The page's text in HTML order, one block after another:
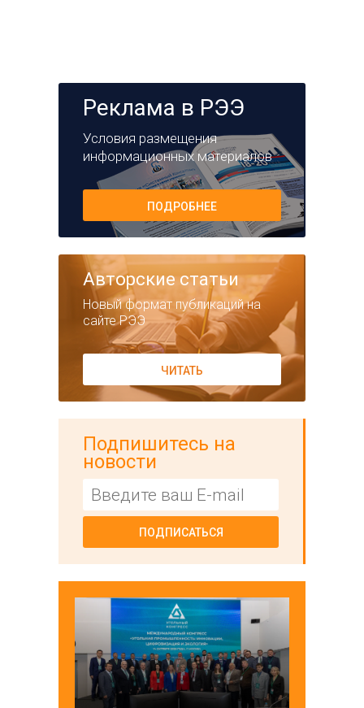
Реклама в РЭЭ
Условия размещения
информационных материалов
ПОДРОБНЕЕ
Авторские статьи
Новый формат публикаций на
сайте РЭЭ
ЧИТАТЬ
Подпишитесь на
новости
ПОДПИСАТЬСЯ